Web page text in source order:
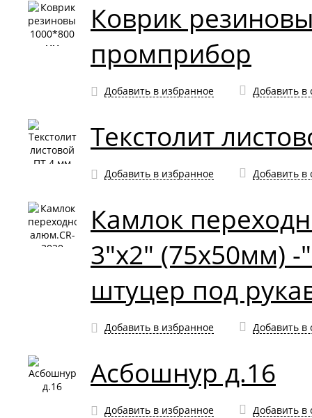
Коврик
промприбор
Добавить в избранное Добавить в
Текстолит
Добавить в избранное Добавить в
Камлок
3"х2" (75х50мм)
штуцер под
Добавить в избранное Добавить в
Асбошнур д.16
Добавить в избранное Добавить в